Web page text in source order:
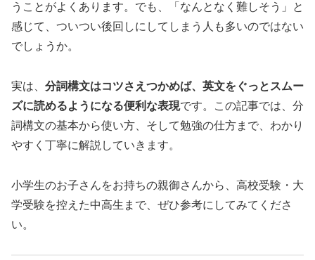
うことがよくあります。でも、「なんとなく難しそう」と
感じて、ついつい後回しにしてしまう人も多いのではない
でしょうか。
実は、 分詞構文はコツさえつかめば、英文をぐっとスムー
ズに読めるようになる便利な表現です。この記事では、分
詞構文の基本から使い方、そして勉強の仕方まで、わかり
やすく丁寧に解説していきます。
小学生のお子さんをお持ちの親御さんから、高校受験・大
学受験を控えた中高生まで、ぜひ参考にしてみてくださ
い。